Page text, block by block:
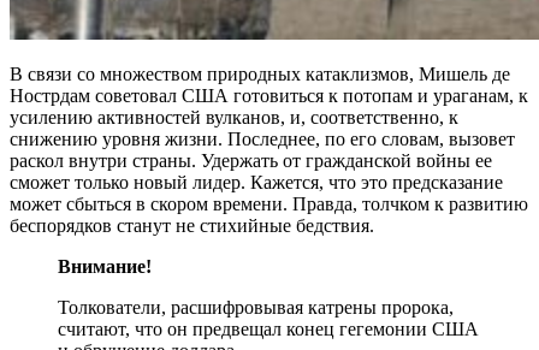
В связи со множеством природных катаклизмов, Мишель де
Нострдам советовал США готовиться к потопам и ураганам, к
усилению активностей вулканов, и, соответственно, к
снижению уровня жизни. Последнее, по его словам, вызовет
раскол внутри страны. Удержать от гражданской войны ее
сможет только новый лидер. Кажется, что это предсказание
может сбыться в скором времени. Правда, толчком к развитию
беспорядков станут не стихийные бедствия.
Внимание!
Толкователи, расшифровывая катрены пророка,
считают, что он предвещал конец гегемонии США